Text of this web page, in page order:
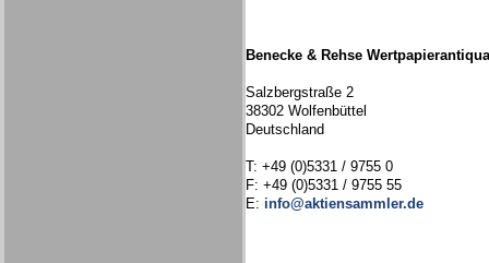
Benecke & Rehse
Salzbergstraße 2
38302 Wolfenbüttel
Deutschland
T: +49 (0)5331 / 9755 0
F: +49 (0)5331 / 9755 55
E: info@aktiensammler.de